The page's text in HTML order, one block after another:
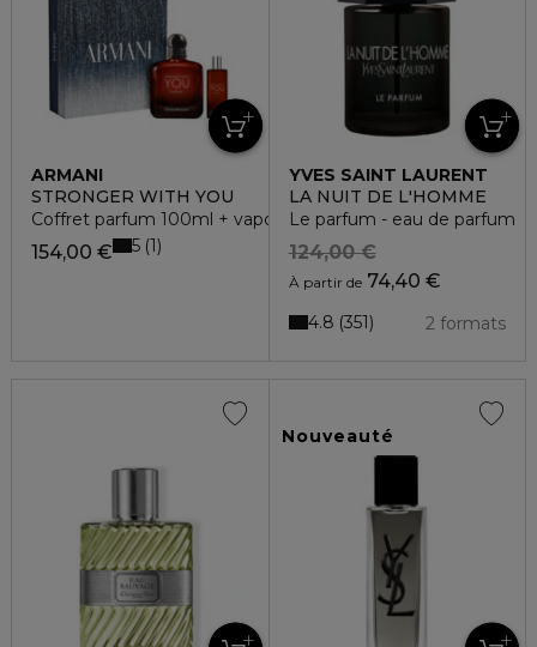
ARMANI
STRONGER WITH YOU
Coffret parfum 100ml + vaporisateur voyage 15ml
154,00 € 5 1
YVES SAINT LAURENT
LA NUIT DE L'HOMME
Le parfum - eau de parfum
À partir de74,40 €
124,00 €
2 formats
4.8 351
Nouveauté